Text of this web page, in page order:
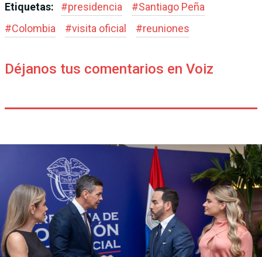
Etiquetas: #presidencia #Santiago Peña
#Colombia #visita oficial #reuniones
Déjanos tus comentarios en Voiz